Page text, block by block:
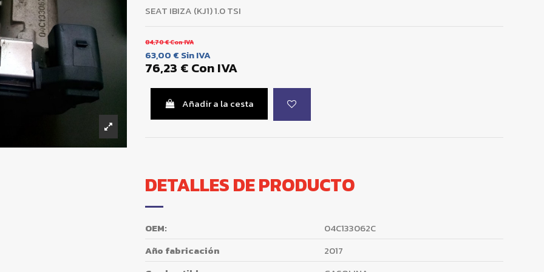
SEAT IBIZA (KJ1) 1.0 TSI
84,70 €Con IVA
63,00 € Sin IVA
76,23 €Con IVA
Añadir a la cesta
DETALLES DE PRODUCTO
OEM:
04C133062C
Año fabricación
2017